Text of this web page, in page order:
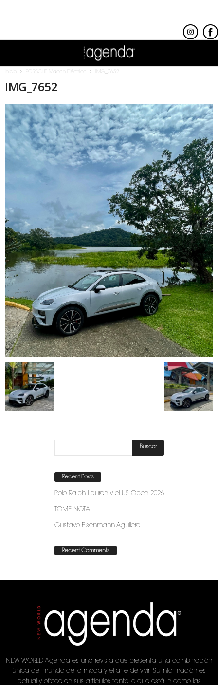
PORSCHE Macan Eléctrico IMG_7652
IMG_7652
Recent Posts
Polo Ralph Lauren y el US Open 2026
TOME NOTA
Gustavo Eisenmann Aguilera
Recent Comments
NEW WORLD Agenda es una revista que presenta una combinación
única del mundo de la moda y el arte de vivir. Su información es
actual y ofrece en sus artículos tanto lo que está in como las